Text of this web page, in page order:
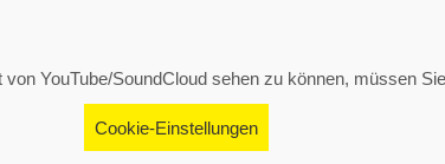
von YouTube/SoundCloud sehen zu können, müssen
Cookie-Einstellungen